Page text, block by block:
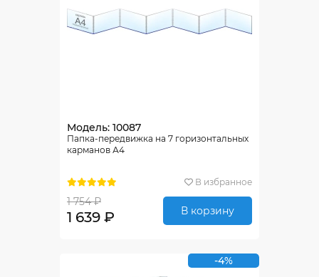
Модель: 10087
Папка-передвижка на 7 горизонтальных
карманов А4
В избранное
1 754 ₽
1 639 ₽ В корзину
-4%